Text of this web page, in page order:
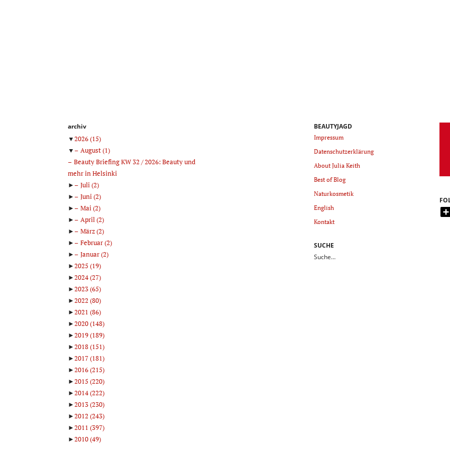
archiv
▼2026(15)
▼
August(1)
Beauty Briefing KW 32 / 2026: Beauty und
mehr in Helsinki
►
Juli(2)
►
Juni(2)
►
Mai(2)
►
April(2)
►
März(2)
►
Februar(2)
►
Januar(2)
►2025 (19)
►2024(27)
►2023(65)
►2022 (80)
►2021 (86)
►2020(148)
►2019(189)
►2018(151)
►2017(181)
►2016(215)
►2015 (220)
►2014(222)
►2013(230)
►2012 (243)
►2011 (397)
►2010(49)
BEAUTYJAGD
Impressum
Datenschutzerklärung
About Julia Keith
Best of Blog
Naturkosmetik
English
Kontakt
SUCHE